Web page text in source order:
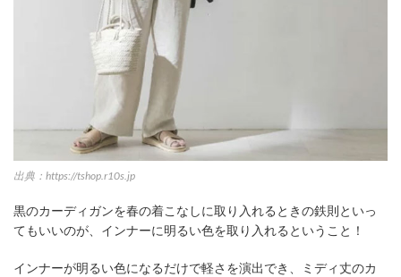
出典：https://tshop.r10s.jp
黒のカーディガンを春の着こなしに取り入れるときの鉄則といっ
てもいいのが、インナーに明るい色を取り入れるということ！
インナーが明るい色になるだけで軽さを演出でき、ミディ丈のカ